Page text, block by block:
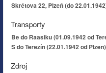
Skrétova 22, Plzeň (do
Transporty
Be do Raasiku (01.09.1942 od
S do Terezín (22.01.1942 od Plzeň)
Zdroj